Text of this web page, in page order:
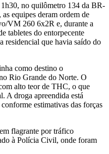
no quilômetro 134 da BR-
equipes deram ordem de
VM 260 6x2R e, durante a
tabletes do entorpecente
residencial que havia saído do
como destino o
Rio Grande do Norte. O
alto teor de THC, o que
A droga apreendida está
estimativas das forças
flagrante por tráfico
à Polícia Civil, onde foram